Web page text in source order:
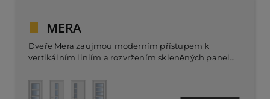
MERA
Dveře Mera zaujmou moderním přístupem k
vertikálním liniím a rozvržením skleněných panelů,
stylovou čistotu. Tyto dveře dodávají interiéru
jemný a světlý charakter.